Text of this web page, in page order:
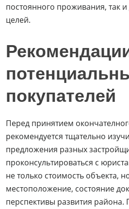
постоянного проживания, так
целей.
покупателей
Перед принятием
рекомендуется тщательно
предложения разных
проконсультироваться с
не только стоимость объекта,
местоположение, состояние
перспективы развития